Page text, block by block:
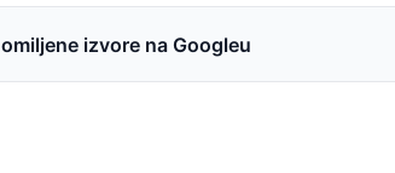
izvore na Googleu